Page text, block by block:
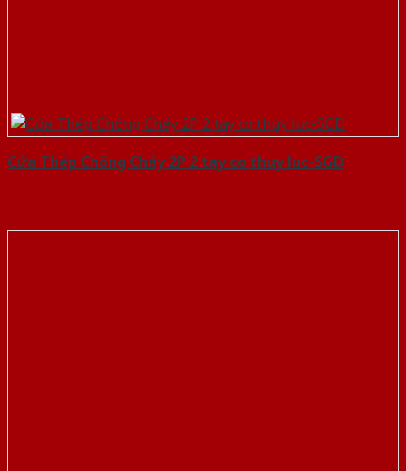
Cửa Thép Chống Cháy 2P 2 tay co thuy luc-SGD